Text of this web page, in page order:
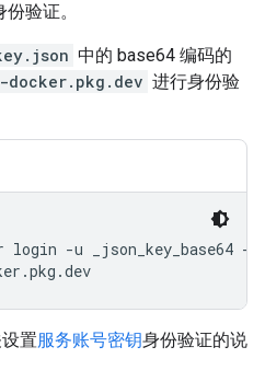
验证。
中的 base64 编码的
docker.pkg.dev 进行身份验
login -u _json_key_base64 --
置服务账号密钥身份验证的说